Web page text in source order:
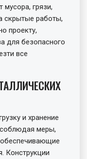
мусора, грязи,
скрытые работы,
проекту,
для безопасного
все
и хранение
соблюдая меры,
Конструкции